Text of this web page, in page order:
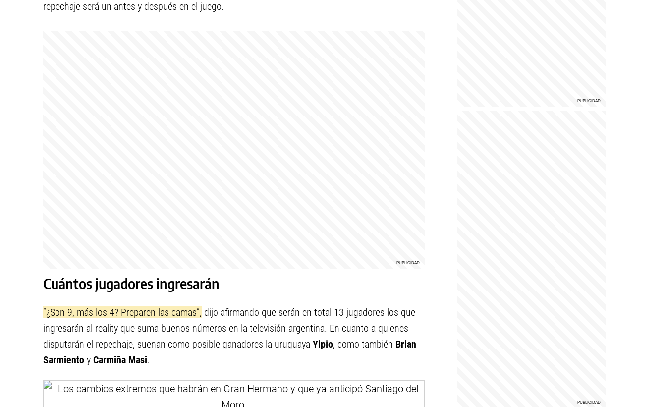
repechaje será un antes y después en el juego.
Cuántos jugadores ingresarán
“¿Son 9, más los 4? Preparen las camas”, dijo afirmando que serán en total 13 jugadores los que
ingresarán al reality que suma buenos números en la televisión argentina. En cuanto a quienes
disputarán el repechaje, suenan como posible ganadores la uruguaya Yipio, como también Brian
Sarmiento y Carmiña Masi.